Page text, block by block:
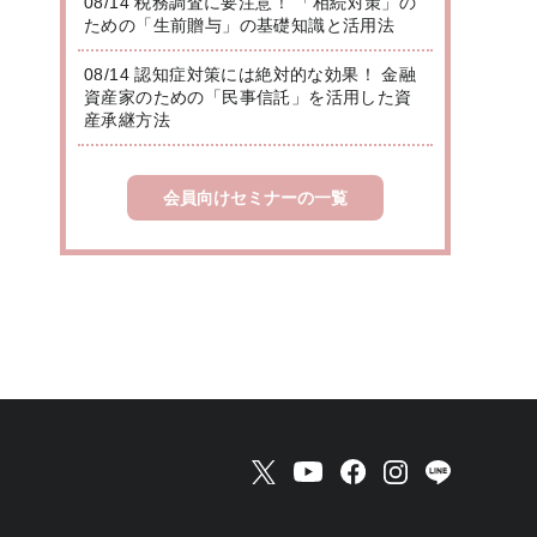
ための「生前贈与」の基礎知識と活用法
08/14 認知症対策には絶対的な効果！ 金融
資産家のための「民事信託」を活用した資
産承継方法
会員向けセミナーの一覧